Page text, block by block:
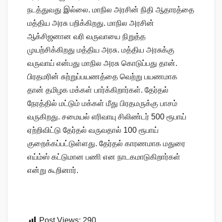
நடத்துவது இல்லை. மாநில அரசின் நிதி ஆதாரத்தை
மத்திய அரசு பறிக்கிறது. மாநில அரசின்
ஆக்சிஜனான வரி வருவாயை நிறுத்த
முயற்சிக்கிறது மத்திய அரசு. மத்திய அரசுக்கு
வருவாய் என்பது மாநில அரசு கொடுப்பது தான்.
பிரதமரின் சுற்றுப்பயணத்தை வெற்று பயணமாக
தான் தமிழக மக்கள் பார்க்கிறார்கள். தேர்தல்
நேரத்தில் மட்டும் மக்கள் மீது பிரதமருக்கு பாசம்
வருகிறது. சமையல் எரிவாயு சிலிண்டர் 500 ரூபாய்
ஏற்றிவிட்டு தேர்தல் வருவதால் 100 ரூபாய்
குறைக்கப்பட்டுள்ளது. தேர்தல் காரணமாக மதுரை
எய்ம்ஸ் கட்டுமான பணி என நாடகமாடுகிறார்கள்
என்று கூறினார்.